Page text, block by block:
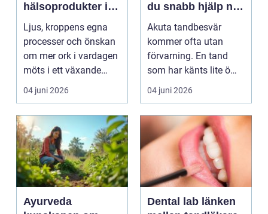
hälsoprodukter i
fokus
Ljus, kroppens egna
processer och önskan
om mer ork i vardagen
möts i ett växande
intresse för fotot...
04 juni 2026
du snabb hjälp när
tanden krisar
Akuta tandbesvär
kommer ofta utan
förvarning. En tand
som har känts lite öm
kan plötsligt göra så
on...
04 juni 2026
Ayurveda
Dental lab länken